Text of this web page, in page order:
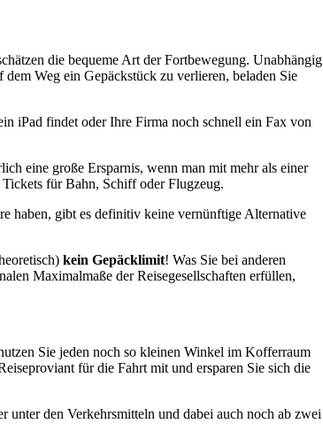
die bequeme Art der Fortbewegung. Unabhängig
Weg ein Gepäckstück zu verlieren, beladen Sie
iPad findet oder Ihre Firma noch schnell ein Fax von
eine große Ersparnis, wenn man mit mehr als einer
für Bahn, Schiff oder Flugzeug.
haben, gibt es definitiv keine vernünftige Alternative
kein Gepäcklimit! Was Sie bei anderen
Maximalmaße der Reisegesellschaften erfüllen,
Sie jeden noch so kleinen Winkel im Kofferraum
für die Fahrt mit und ersparen Sie sich die
unter den Verkehrsmitteln und dabei auch noch ab zwei